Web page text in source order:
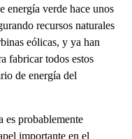
energía verde hace unos
recursos naturales
eólicas, y ya han
fabricar todos estos
de energía del
es probablemente
importante en el